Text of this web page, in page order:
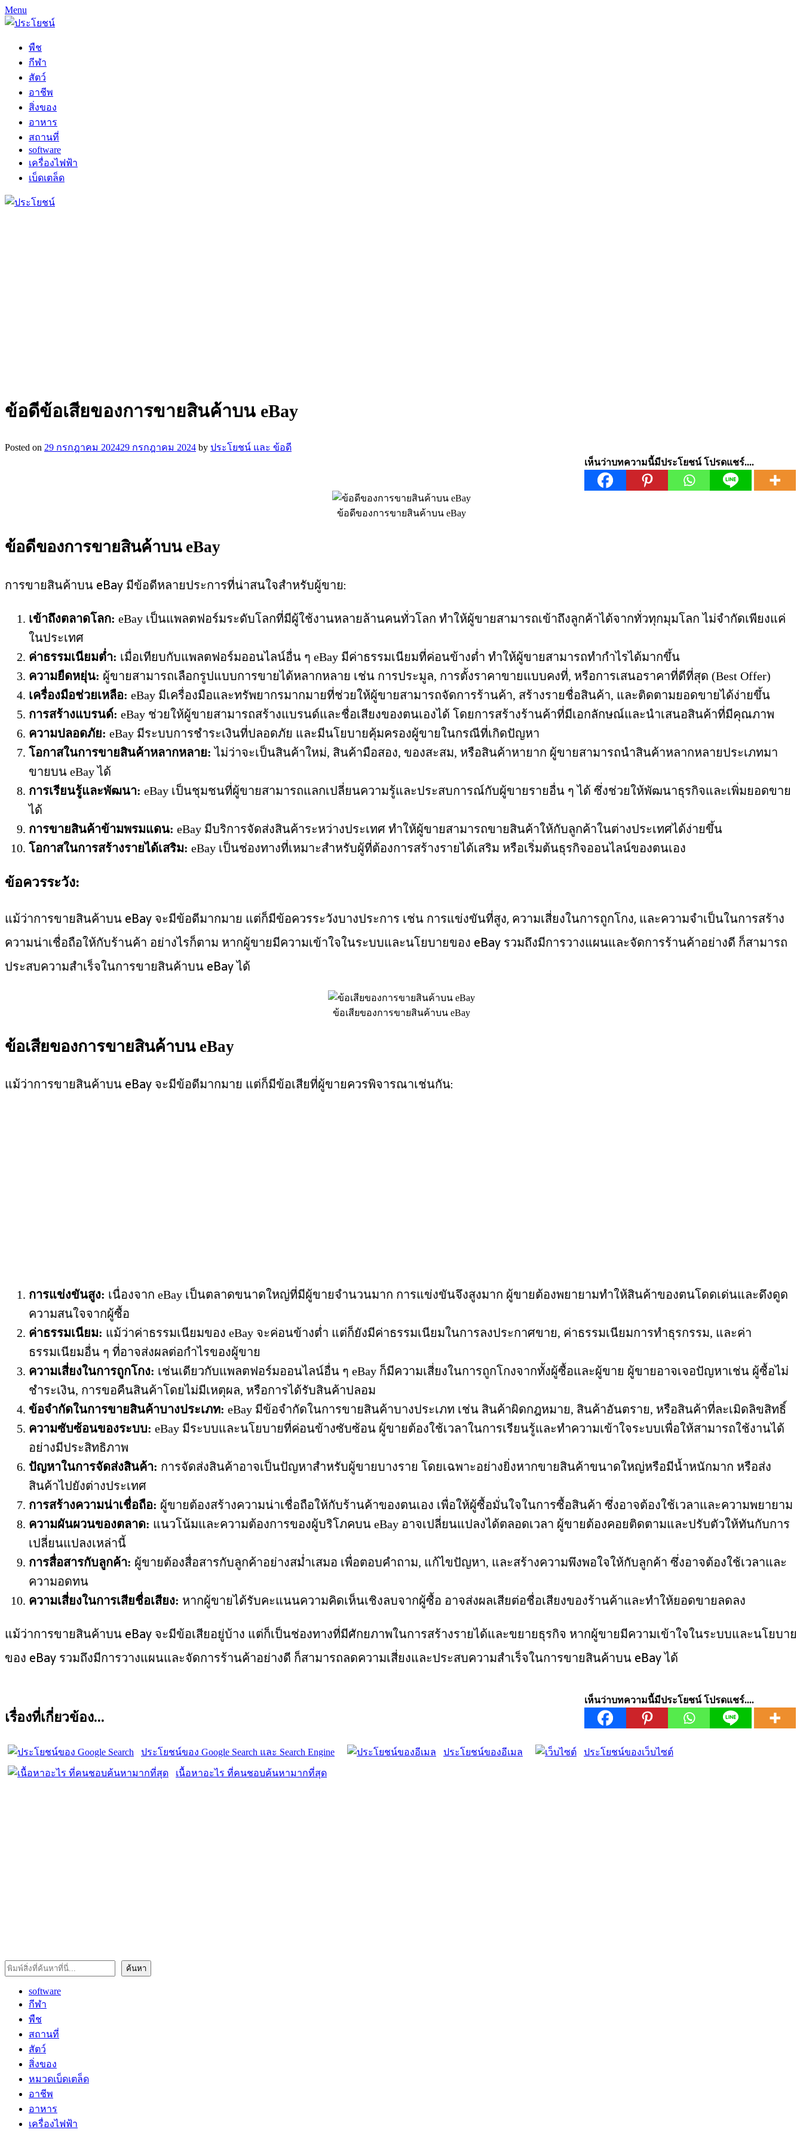
Menu
พืช
กีฬา
สัตว์
อาชีพ
สิ่งของ
อาหาร
สถานที่
software
เครื่องไฟฟ้า
เบ็ดเตล็ด
ข้อดีข้อเสียของการขายสินค้าบน eBay
Posted on 29 กรกฎาคม 202429 กรกฎาคม 2024 by ประโยชน์ และ ข้อดี
เห็นว่าบทความนี้มีประโยชน์ โปรดแชร์....
ข้อดีของการขายสินค้าบน eBay
ข้อดีของการขายสินค้าบน eBay
การขายสินค้าบน eBay มีข้อดีหลายประการที่น่าสนใจสำหรับผู้ขาย:
เข้าถึงตลาดโลก: eBay เป็นแพลตฟอร์มระดับโลกที่มีผู้ใช้งานหลายล้านคนทั่วโลก ทำให้ผู้ขายสามารถเข้าถึงลูกค้าได้จากทั่วทุกมุมโลก ไม่จำกัดเพียงแค่
ในประเทศ
ค่าธรรมเนียมต่ำ: เมื่อเทียบกับแพลตฟอร์มออนไลน์อื่น ๆ eBay มีค่าธรรมเนียมที่ค่อนข้างต่ำ ทำให้ผู้ขายสามารถทำกำไรได้มากขึ้น
ความยืดหยุ่น: ผู้ขายสามารถเลือกรูปแบบการขายได้หลากหลาย เช่น การประมูล, การตั้งราคาขายแบบคงที่, หรือการเสนอราคาที่ดีที่สุด (Best Offer)
เครื่องมือช่วยเหลือ: eBay มีเครื่องมือและทรัพยากรมากมายที่ช่วยให้ผู้ขายสามารถจัดการร้านค้า, สร้างรายชื่อสินค้า, และติดตามยอดขายได้ง่ายขึ้น
การสร้างแบรนด์: eBay ช่วยให้ผู้ขายสามารถสร้างแบรนด์และชื่อเสียงของตนเองได้ โดยการสร้างร้านค้าที่มีเอกลักษณ์และนำเสนอสินค้าที่มีคุณภาพ
ความปลอดภัย: eBay มีระบบการชำระเงินที่ปลอดภัย และมีนโยบายคุ้มครองผู้ขายในกรณีที่เกิดปัญหา
โอกาสในการขายสินค้าหลากหลาย: ไม่ว่าจะเป็นสินค้าใหม่, สินค้ามือสอง, ของสะสม, หรือสินค้าหายาก ผู้ขายสามารถนำสินค้าหลากหลายประเภทมา
ขายบน eBay ได้
การเรียนรู้และพัฒนา: eBay เป็นชุมชนที่ผู้ขายสามารถแลกเปลี่ยนความรู้และประสบการณ์กับผู้ขายรายอื่น ๆ ได้ ซึ่งช่วยให้พัฒนาธุรกิจและเพิ่มยอดขาย
ได้
การขายสินค้าข้ามพรมแดน: eBay มีบริการจัดส่งสินค้าระหว่างประเทศ ทำให้ผู้ขายสามารถขายสินค้าให้กับลูกค้าในต่างประเทศได้ง่ายขึ้น
โอกาสในการสร้างรายได้เสริม: eBay เป็นช่องทางที่เหมาะสำหรับผู้ที่ต้องการสร้างรายได้เสริม หรือเริ่มต้นธุรกิจออนไลน์ของตนเอง
ข้อควรระวัง:
แม้ว่าการขายสินค้าบน eBay จะมีข้อดีมากมาย แต่ก็มีข้อควรระวังบางประการ เช่น การแข่งขันที่สูง, ความเสี่ยงในการถูกโกง, และความจำเป็นในการสร้าง
ความน่าเชื่อถือให้กับร้านค้า อย่างไรก็ตาม หากผู้ขายมีความเข้าใจในระบบและนโยบายของ eBay รวมถึงมีการวางแผนและจัดการร้านค้าอย่างดี ก็สามารถ
ประสบความสำเร็จในการขายสินค้าบน eBay ได้
ข้อเสียของการขายสินค้าบน eBay
ข้อเสียของการขายสินค้าบน eBay
แม้ว่าการขายสินค้าบน eBay จะมีข้อดีมากมาย แต่ก็มีข้อเสียที่ผู้ขายควรพิจารณาเช่นกัน:
การแข่งขันสูง: เนื่องจาก eBay เป็นตลาดขนาดใหญ่ที่มีผู้ขายจำนวนมาก การแข่งขันจึงสูงมาก ผู้ขายต้องพยายามทำให้สินค้าของตนโดดเด่นและดึงดูด
ความสนใจจากผู้ซื้อ
ค่าธรรมเนียม: แม้ว่าค่าธรรมเนียมของ eBay จะค่อนข้างต่ำ แต่ก็ยังมีค่าธรรมเนียมในการลงประกาศขาย, ค่าธรรมเนียมการทำธุรกรรม, และค่า
ธรรมเนียมอื่น ๆ ที่อาจส่งผลต่อกำไรของผู้ขาย
ความเสี่ยงในการถูกโกง: เช่นเดียวกับแพลตฟอร์มออนไลน์อื่น ๆ eBay ก็มีความเสี่ยงในการถูกโกงจากทั้งผู้ซื้อและผู้ขาย ผู้ขายอาจเจอปัญหาเช่น ผู้ซื้อไม่
ชำระเงิน, การขอคืนสินค้าโดยไม่มีเหตุผล, หรือการได้รับสินค้าปลอม
ข้อจำกัดในการขายสินค้าบางประเภท: eBay มีข้อจำกัดในการขายสินค้าบางประเภท เช่น สินค้าผิดกฎหมาย, สินค้าอันตราย, หรือสินค้าที่ละเมิดลิขสิทธิ์
ความซับซ้อนของระบบ: eBay มีระบบและนโยบายที่ค่อนข้างซับซ้อน ผู้ขายต้องใช้เวลาในการเรียนรู้และทำความเข้าใจระบบเพื่อให้สามารถใช้งานได้
อย่างมีประสิทธิภาพ
ปัญหาในการจัดส่งสินค้า: การจัดส่งสินค้าอาจเป็นปัญหาสำหรับผู้ขายบางราย โดยเฉพาะอย่างยิ่งหากขายสินค้าขนาดใหญ่หรือมีน้ำหนักมาก หรือส่ง
สินค้าไปยังต่างประเทศ
การสร้างความน่าเชื่อถือ: ผู้ขายต้องสร้างความน่าเชื่อถือให้กับร้านค้าของตนเอง เพื่อให้ผู้ซื้อมั่นใจในการซื้อสินค้า ซึ่งอาจต้องใช้เวลาและความพยายาม
ความผันผวนของตลาด: แนวโน้มและความต้องการของผู้บริโภคบน eBay อาจเปลี่ยนแปลงได้ตลอดเวลา ผู้ขายต้องคอยติดตามและปรับตัวให้ทันกับการ
เปลี่ยนแปลงเหล่านี้
การสื่อสารกับลูกค้า: ผู้ขายต้องสื่อสารกับลูกค้าอย่างสม่ำเสมอ เพื่อตอบคำถาม, แก้ไขปัญหา, และสร้างความพึงพอใจให้กับลูกค้า ซึ่งอาจต้องใช้เวลาและ
ความอดทน
ความเสี่ยงในการเสียชื่อเสียง: หากผู้ขายได้รับคะแนนความคิดเห็นเชิงลบจากผู้ซื้อ อาจส่งผลเสียต่อชื่อเสียงของร้านค้าและทำให้ยอดขายลดลง
แม้ว่าการขายสินค้าบน eBay จะมีข้อเสียอยู่บ้าง แต่ก็เป็นช่องทางที่มีศักยภาพในการสร้างรายได้และขยายธุรกิจ หากผู้ขายมีความเข้าใจในระบบและนโยบาย
ของ eBay รวมถึงมีการวางแผนและจัดการร้านค้าอย่างดี ก็สามารถลดความเสี่ยงและประสบความสำเร็จในการขายสินค้าบน eBay ได้
เห็นว่าบทความนี้มีประโยชน์ โปรดแชร์....
เรื่องที่เกี่ยวข้อง...
ประโยชน์ของ Google Search และ Search Engine ประโยชน์ของอีเมล ประโยชน์ของเว็บไซต์
เนื้อหาอะไร ที่คนชอบค้นหามากที่สุด
ค้นหา ค้นหา
software
กีฬา
พืช
สถานที่
สัตว์
สิ่งของ
หมวดเบ็ดเตล็ด
อาชีพ
อาหาร
เครื่องไฟฟ้า